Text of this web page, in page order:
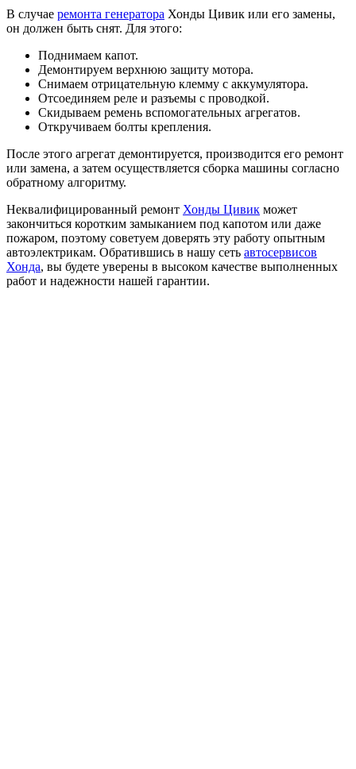
В случае ремонта генератора Хонды Цивик или его замены,
он должен быть снят. Для этого:
Поднимаем капот.
Демонтируем верхнюю защиту мотора.
Снимаем отрицательную клемму с аккумулятора.
Отсоединяем реле и разъемы с проводкой.
Скидываем ремень вспомогательных агрегатов.
Откручиваем болты крепления.
После этого агрегат демонтируется, производится его ремонт
или замена, а затем осуществляется сборка машины согласно
обратному алгоритму.
Неквалифицированный ремонт Хонды Цивик может
закончиться коротким замыканием под капотом или даже
пожаром, поэтому советуем доверять эту работу опытным
автоэлектрикам. Обратившись в нашу сеть автосервисов
Хонда, вы будете уверены в высоком качестве выполненных
работ и надежности нашей гарантии.